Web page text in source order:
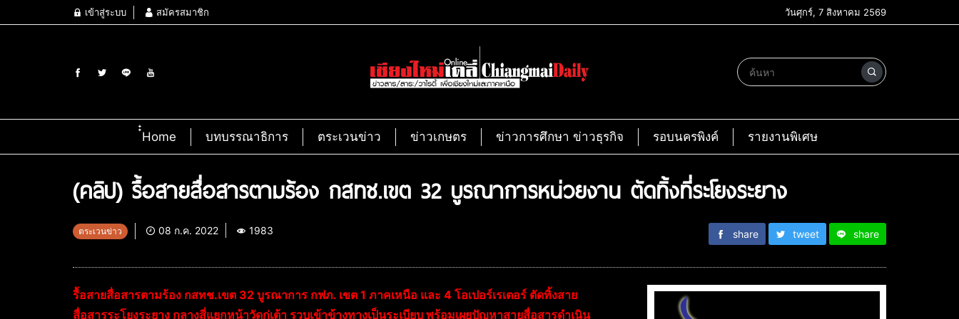
เข้าสู่ระบบ สมัครสมาชิก วันศุกร์, 7 สิงหาคม 2569
๋๋Home บทบรรณาธิการ ตระเวนข่าว ข่าวเกษตร ข่าวการศึกษา ข่าวธุรกิจ รอบนครพิงค์ รายงานพิเศษ
(คลิป) รื้อสายสื่อสารตามร้อง กสทช.เขต 32 บูรณาการหน่วยงาน ตัดทิ้งที่ระโยงระยาง
ตระเวนข่าว 08 ก.ค. 2022 1983 share tweet share
รื้อสายสื่อสารตามร้อง กสทช.เขต 32 บูรณาการ กฟภ. เขต 1 ภาคเหนือ และ 4 โอเปอร์เรเตอร์ ตัดทิ้งสาย
สื่อสารระโยงระยาง กลางสี่แยกหน้าวัดกู่เต้า รวบเข้าข้างทางเป็นระเบียบ พร้อมเผยปัญหาสายสื่อสารดำเนิน